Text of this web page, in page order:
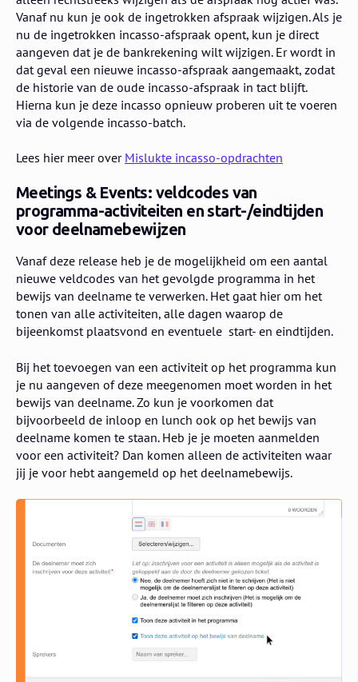
Vanaf nu kun je ook de ingetrokken afspraak wijzigen. Als je
nu de ingetrokken incasso-afspraak opent, kun je direct
aangeven dat je de bankrekening wilt wijzigen. Er wordt in
dat geval een nieuwe incasso-afspraak aangemaakt, zodat
de historie van de oude incasso-afspraak in tact blijft.
Hierna kun je deze incasso opnieuw proberen uit te voeren
via de volgende incasso-batch.
Lees hier meer over Mislukte incasso-opdrachten
Meetings & Events: veldcodes van
programma-activiteiten en start-/eindtijden
voor deelnamebewijzen
Vanaf deze release heb je de mogelijkheid om een aantal
nieuwe veldcodes van het gevolgde programma in het
bewijs van deelname te verwerken. Het gaat hier om het
tonen van alle activiteiten, alle dagen waarop de
bijeenkomst plaatsvond en eventuele start- en eindtijden.
Bij het toevoegen van een activiteit op het programma kun
je nu aangeven of deze meegenomen moet worden in het
bewijs van deelname. Zo kun je voorkomen dat
bijvoorbeeld de inloop en lunch ook op het bewijs van
deelname komen te staan. Heb je je moeten aanmelden
voor een activiteit? Dan komen alleen de activiteiten waar
jij je voor hebt aangemeld op het deelnamebewijs.